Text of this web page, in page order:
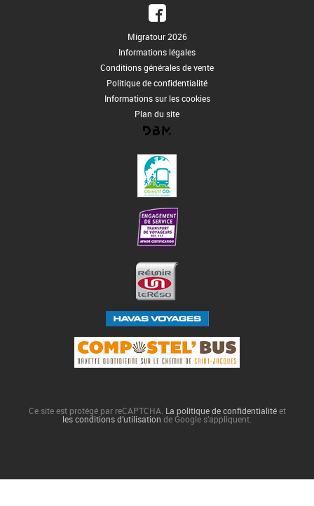
Migratour 2026
Informations légales
Conditions générales de vente
Politique de confidentialité
Informations sur les cookies
Plan du site
Ce site est protégé par reCAPTCHA. La politique de confidentialitéet
les conditions d’utilisation de Google s’appliquent.